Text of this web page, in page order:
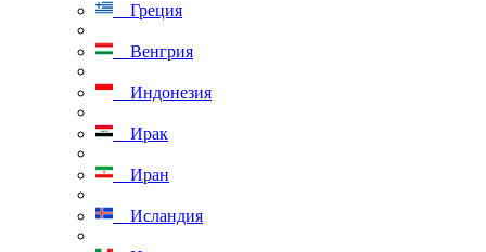
Греция
Венгрия
Индонезия
Ирак
Иран
Исландия